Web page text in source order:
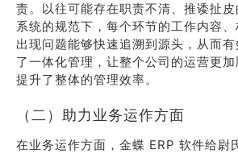
责。以往可能存在职责不清、推诿扯
系统的规范下，每个环节的工作内容、
出现问题能够快速追溯到源头，从而
了一体化管理，让整个公司的运营更
提升了整体的管理效率。
（二）助力业务运作方面
在业务运作方面，金蝶 ERP 软件给尉